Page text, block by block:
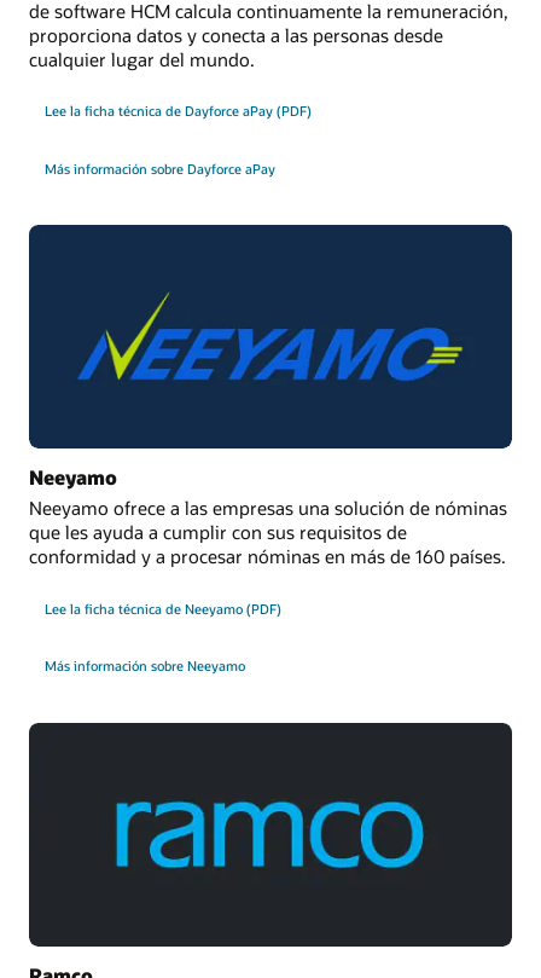
Hoja de datos
Ficha técnica: Oracle International Payroll Core (PDF)
de software HCM calcula continuamente la remuneración,
proporciona datos y conecta a las personas desde
cualquier lugar del mundo.
Lee la ficha técnica de Dayforce aPay (PDF)
Más información sobre Dayforce aPay
Neeyamo
Neeyamo ofrece a las empresas una solución de nóminas
que les ayuda a cumplir con sus requisitos de
conformidad y a procesar nóminas en más de 160 países.
Lee la ficha técnica de Neeyamo (PDF)
Más información sobre Neeyamo